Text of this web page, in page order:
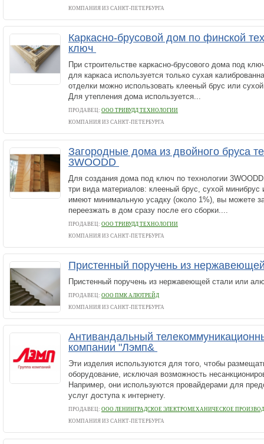
КОМПАНИЯ ИЗ САНКТ-ПЕТЕРБУРГА
Каркасно-брусовой дом по финской
ключ
При строительстве каркасно-брусового дома под
для каркаса используется только сухая
отделки можно использовать клееный брус или
Для утепления дома используется...
ПРОДАВЕЦ: ООО ТРИВУДД ТЕХНОЛОГИИ
КОМПАНИЯ ИЗ САНКТ-ПЕТЕРБУРГА
Загородные дома из двойного бруса
3WOODD
Для создания дома под ключ по технологии
три вида материалов: клееный брус, сухой
имеют минимальную усадку (около 1%), вы можете
переезжать в дом сразу после его сборки....
ПРОДАВЕЦ: ООО ТРИВУДД ТЕХНОЛОГИИ
КОМПАНИЯ ИЗ САНКТ-ПЕТЕРБУРГА
Пристенный поручень из
Пристенный поручень из нержавеющей стали или
ПРОДАВЕЦ: ООО ПМК АЛЮТРЕЙД
КОМПАНИЯ ИЗ САНКТ-ПЕТЕРБУРГА
Антивандальный
компании "Лэмп&
Эти изделия используются для того, чтобы
оборудование, исключая возможность
Например, они используются провайдерами для
услуг доступа к интернету.
ПРОДАВЕЦ: ООО ЛЕНИНГРАДСКОЕ ЭЛЕКТРОМЕХАНИЧЕСКОЕ
КОМПАНИЯ ИЗ САНКТ-ПЕТЕРБУРГА